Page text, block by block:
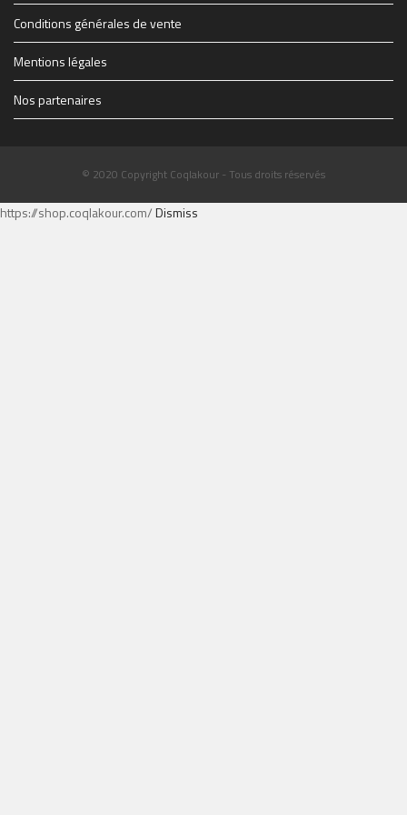
Conditions générales de vente
Mentions légales
Nos partenaires
© 2020 Copyright Coqlakour - Tous droits réservés
https://shop.coqlakour.com/Dismiss